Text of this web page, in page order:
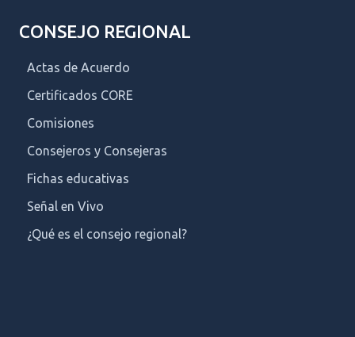
CONSEJO REGIONAL
Actas de Acuerdo
Certificados CORE
Comisiones
Consejeros y Consejeras
Fichas educativas
Señal en Vivo
¿Qué es el consejo regional?